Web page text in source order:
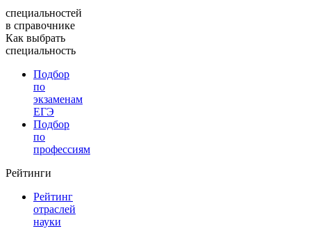
специальностей
в справочнике
Как выбрать
специальность
Подбор
по
экзаменам
ЕГЭ
Подбор
по
профессиям
Рейтинги
Рейтинг
отраслей
науки